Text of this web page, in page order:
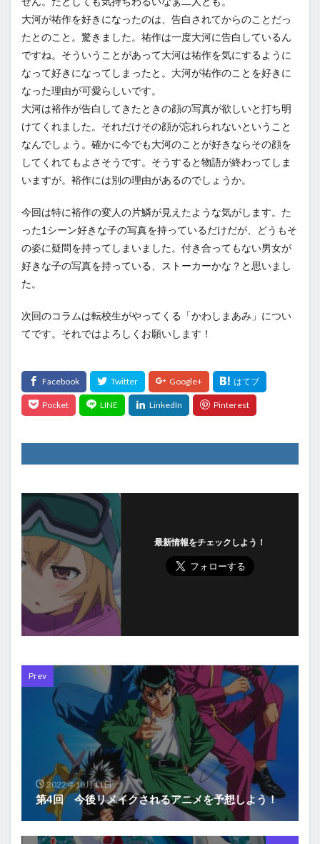
大河が祐作を好きになったのは、告白されてからのことだっ
たとのこと。驚きました。祐作は一度大河に告白しているん
ですね。そういうことがあって大河は祐作を気にするように
なって好きになってしまったと。大河が祐作のことを好きに
なった理由が可愛らしいです。
大河は裕作が告白してきたときの顔の写真が欲しいと打ち明
けてくれました。それだけその顔が忘れられないということ
なんでしょう。確かに今でも大河のことが好きならその顔を
してくれてもよさそうです。そうすると物語が終わってしま
いますが。裕作には別の理由があるのでしょうか。
今回は特に裕作の変人の片鱗が見えたような気がします。た
った1シーン好きな子の写真を持っているだけだが、どうもそ
の姿に疑問を持ってしまいました。付き合ってもない男女が
好きな子の写真を持っている、ストーカーかな？と思いまし
た。
次回のコラムは転校生がやってくる「かわしまあみ」につい
てです。それではよろしくお願いします！
最新情報をチェックしよう！
Prev
2022年10月11日
第4回 今後リメイクされるアニメを予想しよう！